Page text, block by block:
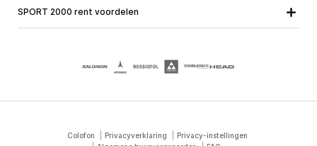
Stiermarken
Vorarlberg
SPORT 2000 rent voordelen
Colofon Privacyverklaring
Privacy-instellingen